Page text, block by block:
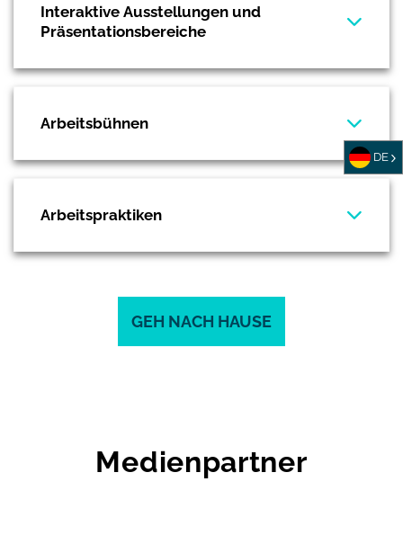
Interaktive Ausstellungen und
Präsentationsbereiche
Arbeitsbühnen
Arbeitspraktiken
GEH NACH HAUSE
Medienpartner
DE